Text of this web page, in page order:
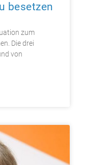
besetzen
zum
Die drei
von